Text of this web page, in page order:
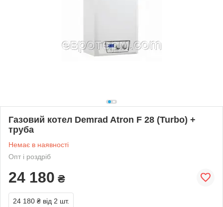
Газовий котел Demrad Atron F 28 (Turbo) +
труба
Немає в наявності
Опт і роздріб
24 180 ₴
24 180 ₴ від 2 шт.